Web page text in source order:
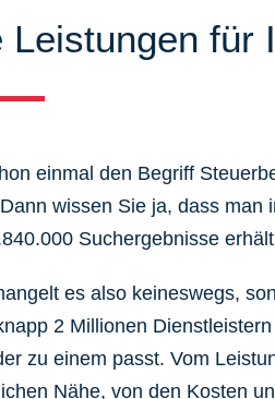
Leistungen für
einmal den Begriff
wissen Sie ja, dass man
Suchergebnisse
es also keineswegs,
2 Millionen
zu einem passt. Vom
Nähe, von den Kosten